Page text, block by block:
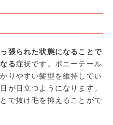
張られた状態になることで
る症状です。ポニーテール
りやすい髪型を維持してい
が目立つようになります。
で抜け毛を抑えることがで